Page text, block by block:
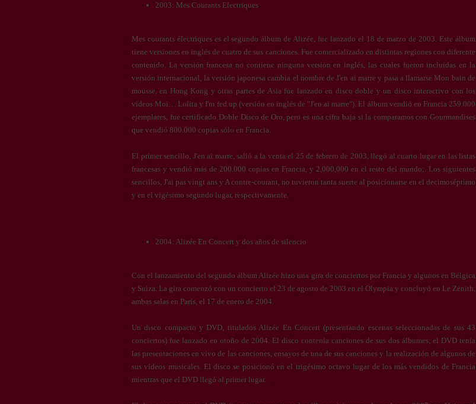
2003: Mes Courants Electriques
Mes courants électriques es el segundo álbum de Alizée, fue lanzado el 18 de marzo de 2003. Este álbum
tiene versiones en inglés de cuatro de sus canciones. Fue comercializado en distintas regiones con diferente
contenido. La versión francesa no contiene ninguna versión en inglés, las cuales fueron incluidas en la
versión internacional, la versión japonesa cambia el nombre de J'en ai marre y pasa a llamarse Mon bain de
mousse, en Hong Kong y otras partes de Asia fue lanzado en disco doble y un disco interactivo con los
vídeos Moi… Lolita y I'm fed up (versión en inglés de "J'en ai marre"). El álbum vendió en Francia 259.000
ejemplares, fue certificado Doble Disco de Oro, pero es una cifra baja si la comparamos con Gourmandises
que vendió 800.000 copias sólo en Francia.
El primer sencillo, J'en ai marre, salió a la venta el 25 de febrero de 2003, llegó al cuarto lugar en las listas
francesas y vendió más de 200.000 copias en Francia, y 2,000,000 en el resto del mundo;. Los siguientes
sencillos, J'ai pas vingt ans y A contre-courant, no tuvieron tanta suerte al posicionarse en el decimoséptimo
y en el vigésimo segundo lugar, respectivamente.
2004: Alizée En Concert y dos años de silencio
Con el lanzamiento del segundo álbum Alizée hizo una gira de conciertos por Francia y algunos en Bélgica
y Suiza. La gira comenzó con un concierto el 23 de agosto de 2003 en el Olympia y concluyó en Le Zénith,
ambas salas en París, el 17 de enero de 2004.
Un disco compacto y DVD, titulados Alizée En Concert (presentando escenas seleccionadas de sus 43
conciertos) fue lanzado en otoño de 2004. El disco contenía canciones de sus dos álbumes, el DVD tenía
las presentaciones en vivo de las canciones, ensayos de una de sus canciones y la realización de algunos de
sus vídeos musicales. El disco se posicionó en el trigésimo octavo lugar de los más vendidos de Francia
mientras que el DVD llegó al primer lugar.